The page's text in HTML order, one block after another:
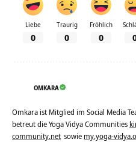
Liebe
0
Traurig
0
Fröhlich
0
OMKARA
Omkara ist Mitglied im Social Media
betreut die Yoga Vidya Communities
community.net sowie my.yoga-